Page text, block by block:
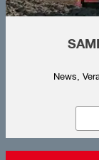
News,